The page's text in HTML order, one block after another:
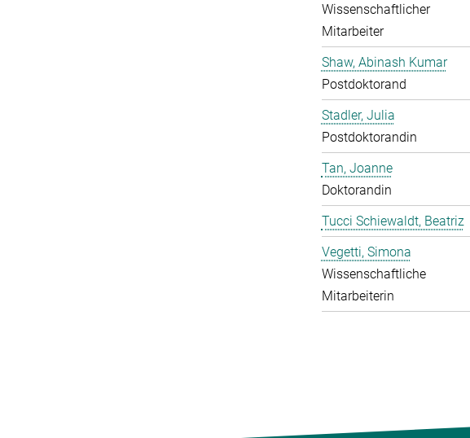
Wissenschaftlicher
Mitarbeiter
Shaw, Abinash Kumar
Postdoktorand
Stadler, Julia
Postdoktorandin
Tan, Joanne
Doktorandin
Tucci Schiewaldt, Beatriz
Vegetti, Simona
Wissenschaftliche
Mitarbeiterin